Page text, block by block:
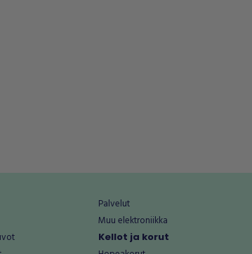
Palvelut
Muu elektroniikka
Kellot ja korut